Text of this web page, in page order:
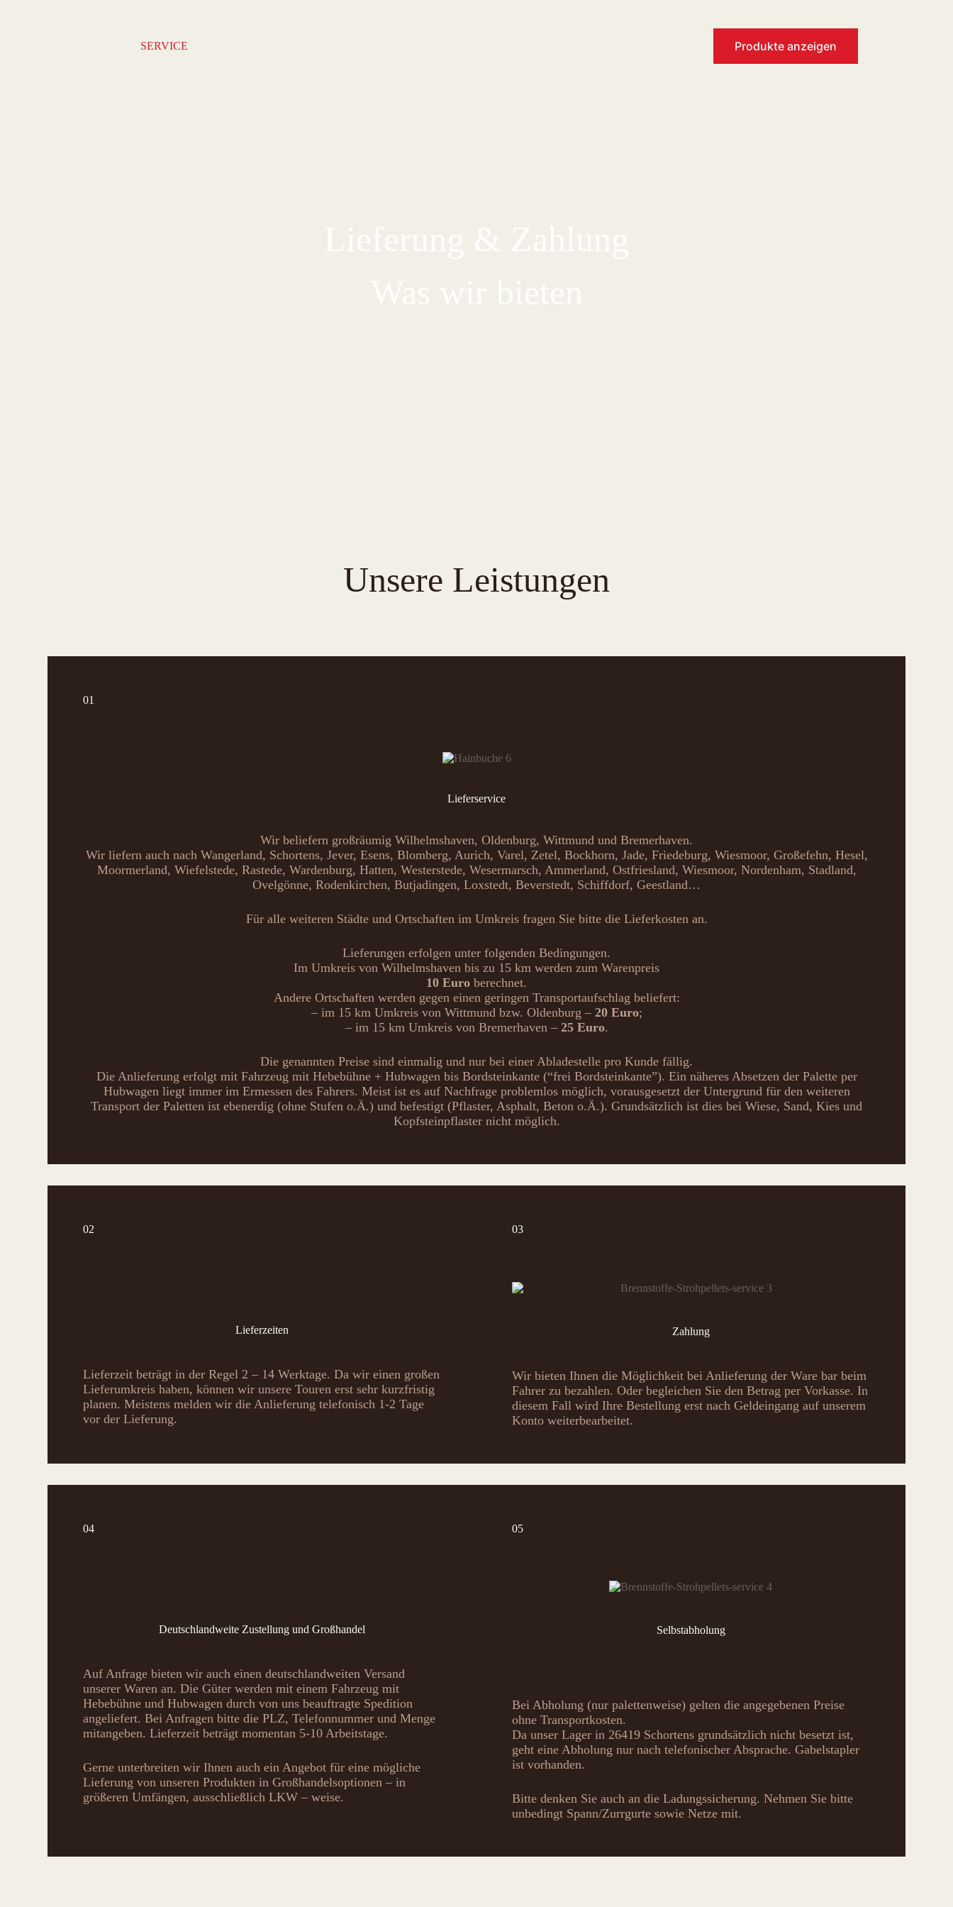
SERVICE Produkte anzeigen
Lieferung & Zahlung
Was wir bieten
Unsere Leistungen
01
Lieferservice
Wir beliefern großräumig Wilhelmshaven, Oldenburg, Wittmund und Bremerhaven.
Wir liefern auch nach Wangerland, Schortens, Jever, Esens, Blomberg, Aurich, Varel, Zetel, Bockhorn, Jade, Friedeburg, Wiesmoor, Großefehn, Hesel,
Moormerland, Wiefelstede, Rastede, Wardenburg, Hatten, Westerstede, Wesermarsch, Ammerland, Ostfriesland, Wiesmoor, Nordenham, Stadland,
Ovelgönne, Rodenkirchen, Butjadingen, Loxstedt, Beverstedt, Schiffdorf, Geestland…
Für alle weiteren Städte und Ortschaften im Umkreis fragen Sie bitte die Lieferkosten an.
Lieferungen erfolgen unter folgenden Bedingungen.
Im Umkreis von Wilhelmshaven bis zu 15 km werden zum Warenpreis
10 Euro berechnet.
Andere Ortschaften werden gegen einen geringen Transportaufschlag beliefert:
– im 15 km Umkreis von Wittmund bzw. Oldenburg – 20 Euro;
– im 15 km Umkreis von Bremerhaven – 25 Euro.
Die genannten Preise sind einmalig und nur bei einer Abladestelle pro Kunde fällig.
Die Anlieferung erfolgt mit Fahrzeug mit Hebebühne + Hubwagen bis Bordsteinkante (“frei Bordsteinkante”). Ein näheres Absetzen der Palette per
Hubwagen liegt immer im Ermessen des Fahrers. Meist ist es auf Nachfrage problemlos möglich, vorausgesetzt der Untergrund für den weiteren
Transport der Paletten ist ebenerdig (ohne Stufen o.Ä.) und befestigt (Pflaster, Asphalt, Beton o.Ä.). Grundsätzlich ist dies bei Wiese, Sand, Kies und
Kopfsteinpflaster nicht möglich.
02
Lieferzeiten
Lieferzeit beträgt in der Regel 2 – 14 Werktage. Da wir einen großen
Lieferumkreis haben, können wir unsere Touren erst sehr kurzfristig
planen. Meistens melden wir die Anlieferung telefonisch 1-2 Tage
vor der Lieferung.
03
Zahlung
Wir bieten Ihnen die Möglichkeit bei Anlieferung der Ware bar beim
Fahrer zu bezahlen. Oder begleichen Sie den Betrag per Vorkasse. In
diesem Fall wird Ihre Bestellung erst nach Geldeingang auf unserem
Konto weiterbearbeitet.
04
Deutschlandweite Zustellung und Großhandel
Auf Anfrage bieten wir auch einen deutschlandweiten Versand
unserer Waren an. Die Güter werden mit einem Fahrzeug mit
Hebebühne und Hubwagen durch von uns beauftragte Spedition
angeliefert. Bei Anfragen bitte die PLZ, Telefonnummer und Menge
mitangeben. Lieferzeit beträgt momentan 5-10 Arbeitstage.
Gerne unterbreiten wir Ihnen auch ein Angebot für eine mögliche
Lieferung von unseren Produkten in Großhandelsoptionen – in
größeren Umfängen, ausschließlich LKW – weise.
05
Selbstabholung
Bei Abholung (nur palettenweise) gelten die angegebenen Preise
ohne Transportkosten.
Da unser Lager in 26419 Schortens grundsätzlich nicht besetzt ist,
geht eine Abholung nur nach telefonischer Absprache. Gabelstapler
ist vorhanden.
Bitte denken Sie auch an die Ladungssicherung. Nehmen Sie bitte
unbedingt Spann/Zurrgurte sowie Netze mit.